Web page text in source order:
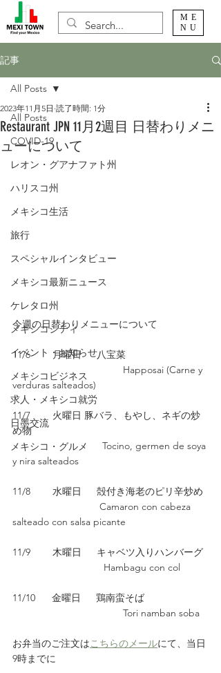
ME
NU
記事
All Posts
COVID-19
レオン・グアナファト州
ハリスコ州
メキシコ生活
旅行
スペシャルインタビュー
メキシコ最新ニュース
ケレタロ州
メキシコシティ
イベント・お知らせ
メキシコビジネス
求人・メキシコ就労
日墨交流
メキシコ・グルメ
All Posts
Restaurant JPN 11月2週目 日替わりメニ
ューについて
2023年11月5日 読了時間: 1分
今週の日替わりメニューについて
11/6        月曜日　  八宝菜
     				Happosai (Carne y
verduras salteados)
11/7        火曜日 豚バラ、もやし、ネギの炒
め物
Tocino, germen de soya
y nira salteados
11/8        水曜日　  殻付き海老のピリ辛炒め
Camaron con cabeza
salteado con salsa picante
11/9        木曜日　  キャベツ入りハンバーグ
Hambagu con col
11/10      金曜日　  鶏南蛮そば
       				Tori namban soba
お弁当のご注文はこちらのメールにて、当日
9時までに